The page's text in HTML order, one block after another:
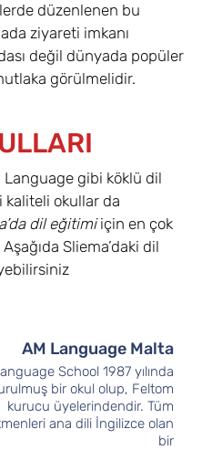
düzenlenen bu
ziyareti imkanı
değil dünyada popüler
görülmelidir.
Language gibi köklü dil
kaliteli okullar da
dil eğitimiiçin en çok
Sliema’daki dil
AM Language Malta
School 1987 yılında
bir okul olup, Feltom
kurucu üyelerindendir. Tüm
ana dili İngilizce olan
bir